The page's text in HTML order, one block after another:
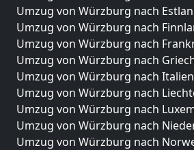
Umzug von Würzburg nach
Umzug von Würzburg nach
Umzug von Würzburg nach
Umzug von Würzburg nach
Umzug von Würzburg nach Italien
Umzug von Würzburg nach
Umzug von Würzburg nach
Umzug von Würzburg nach
Umzug von Würzburg nach